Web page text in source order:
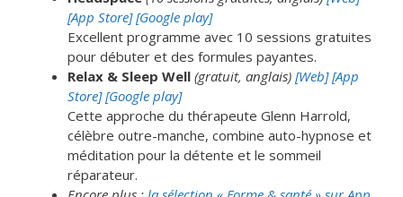
[App Store] [Google play]
Excellent programme avec 10 sessions gratuites
pour débuter et des formules payantes.
Relax & Sleep Well (gratuit, anglais) [Web] [App
Store] [Google play]
Cette approche du thérapeute Glenn Harrold,
célèbre outre-manche, combine auto-hypnose et
méditation pour la détente et le sommeil
réparateur.